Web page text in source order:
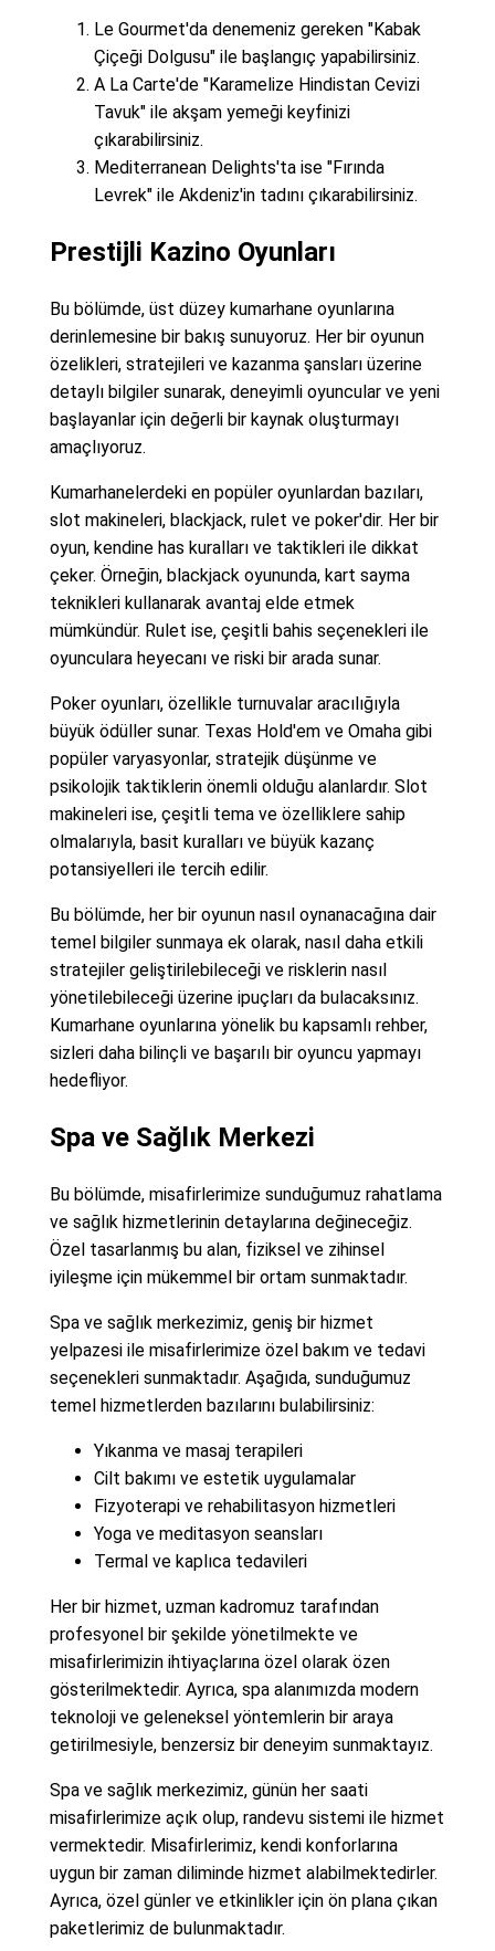
Le Gourmet'da denemeniz gereken "Kabak
Çiçeği Dolgusu" ile başlangıç yapabilirsiniz.
A La Carte'de "Karamelize Hindistan Cevizi
Tavuk" ile akşam yemeği keyfinizi
çıkarabilirsiniz.
Mediterranean Delights'ta ise "Fırında
Levrek" ile Akdeniz'in tadını çıkarabilirsiniz.
Prestijli Kazino Oyunları
Bu bölümde, üst düzey kumarhane oyunlarına
derinlemesine bir bakış sunuyoruz. Her bir oyunun
özelikleri, stratejileri ve kazanma şansları üzerine
detaylı bilgiler sunarak, deneyimli oyuncular ve yeni
başlayanlar için değerli bir kaynak oluşturmayı
amaçlıyoruz.
Kumarhanelerdeki en popüler oyunlardan bazıları,
slot makineleri, blackjack, rulet ve poker'dir. Her bir
oyun, kendine has kuralları ve taktikleri ile dikkat
çeker. Örneğin, blackjack oyununda, kart sayma
teknikleri kullanarak avantaj elde etmek
mümkündür. Rulet ise, çeşitli bahis seçenekleri ile
oyunculara heyecanı ve riski bir arada sunar.
Poker oyunları, özellikle turnuvalar aracılığıyla
büyük ödüller sunar. Texas Hold'em ve Omaha gibi
popüler varyasyonlar, stratejik düşünme ve
psikolojik taktiklerin önemli olduğu alanlardır. Slot
makineleri ise, çeşitli tema ve özelliklere sahip
olmalarıyla, basit kuralları ve büyük kazanç
potansiyelleri ile tercih edilir.
Bu bölümde, her bir oyunun nasıl oynanacağına dair
temel bilgiler sunmaya ek olarak, nasıl daha etkili
stratejiler geliştirilebileceği ve risklerin nasıl
yönetilebileceği üzerine ipuçları da bulacaksınız.
Kumarhane oyunlarına yönelik bu kapsamlı rehber,
sizleri daha bilinçli ve başarılı bir oyuncu yapmayı
hedefliyor.
Spa ve Sağlık Merkezi
Bu bölümde, misafirlerimize sunduğumuz rahatlama
ve sağlık hizmetlerinin detaylarına değineceğiz.
Özel tasarlanmış bu alan, fiziksel ve zihinsel
iyileşme için mükemmel bir ortam sunmaktadır.
Spa ve sağlık merkezimiz, geniş bir hizmet
yelpazesi ile misafirlerimize özel bakım ve tedavi
seçenekleri sunmaktadır. Aşağıda, sunduğumuz
temel hizmetlerden bazılarını bulabilirsiniz:
Yıkanma ve masaj terapileri
Cilt bakımı ve estetik uygulamalar
Fizyoterapi ve rehabilitasyon hizmetleri
Yoga ve meditasyon seansları
Termal ve kaplıca tedavileri
Her bir hizmet, uzman kadromuz tarafından
profesyonel bir şekilde yönetilmekte ve
misafirlerimizin ihtiyaçlarına özel olarak özen
gösterilmektedir. Ayrıca, spa alanımızda modern
teknoloji ve geleneksel yöntemlerin bir araya
getirilmesiyle, benzersiz bir deneyim sunmaktayız.
Spa ve sağlık merkezimiz, günün her saati
misafirlerimize açık olup, randevu sistemi ile hizmet
vermektedir. Misafirlerimiz, kendi konforlarına
uygun bir zaman diliminde hizmet alabilmektedirler.
Ayrıca, özel günler ve etkinlikler için ön plana çıkan
paketlerimiz de bulunmaktadır.